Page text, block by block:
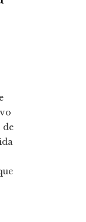
de